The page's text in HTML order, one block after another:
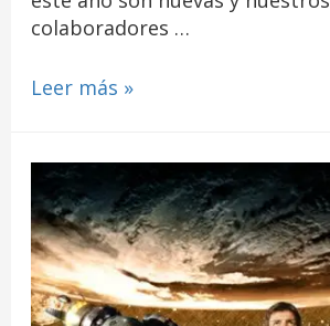
colaboradores …
Leer más »